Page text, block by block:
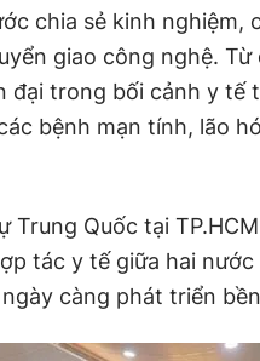
chia sẻ kinh nghiệm,
giao công nghệ.
đại trong bối cảnh y tế
bệnh mạn tính, lão
Trung Quốc tại
tác y tế giữa hai
càng phát triển